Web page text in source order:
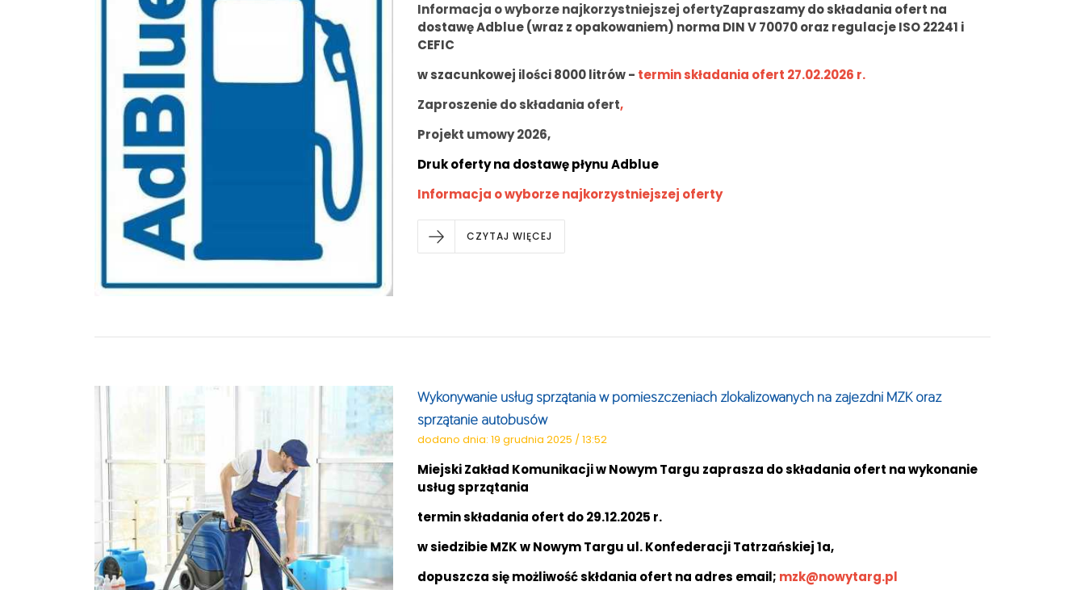
Informacja o wyborze najkorzystniejszej ofertyZapraszamy do składania ofert na
dostawę Adblue (wraz z opakowaniem) norma DIN V 70070 oraz regulacje ISO 22241 i
CEFIC
w szacunkowej ilości 8000 litrów - termin składania ofert 27.02.2026 r.
Zaproszenie do składania ofert,
Projekt umowy 2026,
Druk oferty na dostawę płynu Adblue
Informacja o wyborze najkorzystniejszej oferty
CZYTAJ WIĘCEJ
Wykonywanie usług sprzątania w pomieszczeniach zlokalizowanych na zajezdni MZK oraz
sprzątanie autobusów
dodano dnia: 19 grudnia 2025 / 13:52
Miejski Zakład Komunikacji w Nowym Targu zaprasza do składania ofert na wykonanie
usług sprzątania
termin składania ofert do 29.12.2025 r.
w siedzibie MZK w Nowym Targu ul. Konfederacji Tatrzańskiej 1a,
dopuszcza się możliwość skłdania ofert na adres email; mzk@nowytarg.pl